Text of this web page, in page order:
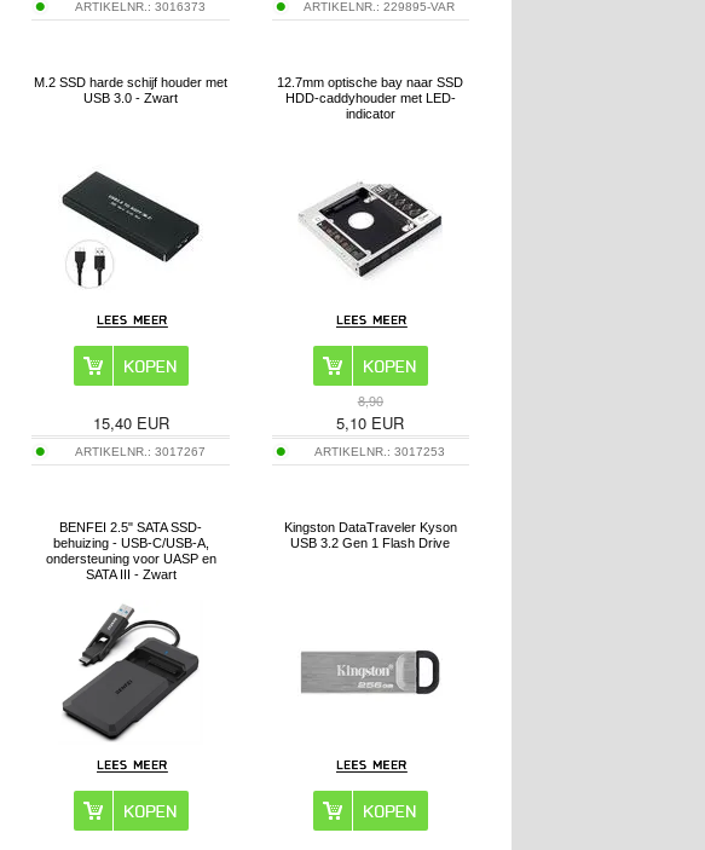
ARTIKELNR.: 3016373 ARTIKELNR.:229895-VAR
M.2 SSD harde schijf houder met
USB 3.0 - Zwart
15,40EUR
ARTIKELNR.: 3017267
12.7mm optische bay naar SSD
HDD-caddyhouder met LED-
indicator
8,90
5,10 EUR
ARTIKELNR.: 3017253
BENFEI 2.5" SATA SSD-
behuizing - USB-C/USB-A,
ondersteuning voor UASP en
SATA III - Zwart
Kingston DataTraveler Kyson
USB 3.2 Gen 1 Flash Drive